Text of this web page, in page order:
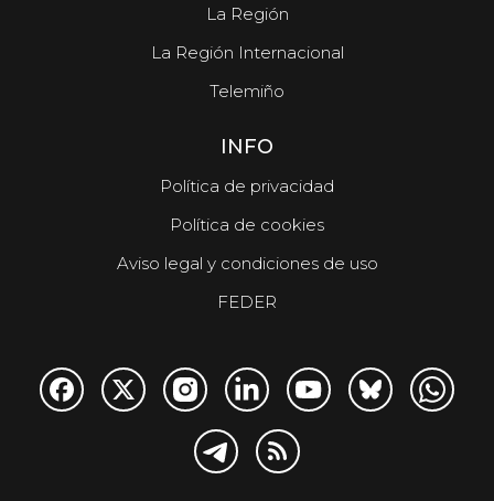
La Región
La Región Internacional
Telemiño
INFO
Política de privacidad
Política de cookies
Aviso legal y condiciones de uso
FEDER